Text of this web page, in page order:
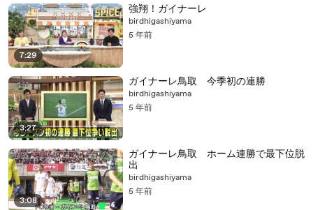
7:29
強翔！ガイナーレ
birdhigashiyama
5 年前
3:27
ガイナーレ鳥取 今季初の連勝
birdhigashiyama
5 年前
3:08
ガイナーレ鳥取 ホーム連勝で最下位脱
出
birdhigashiyama
5 年前